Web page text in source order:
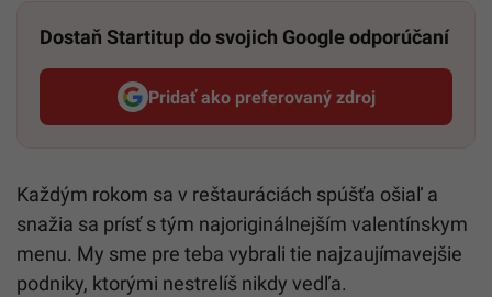
Dostaň Startitup do svojich Google odporúčaní
Pridať ako preferovaný zdroj
Startitup, odkaz sa otvorí v
Každým rokom sa v reštauráciách spúšťa ošiaľ a
snažia sa prísť s tým najoriginálnejším valentínskym
menu. My sme pre teba vybrali tie najzaujímavejšie
podniky, ktorými nestrelíš nikdy vedľa.